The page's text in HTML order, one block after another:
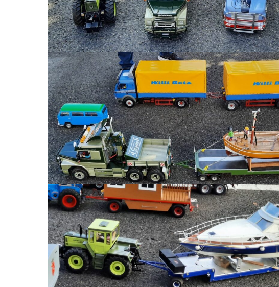
Grillfest bei Fleischerei
Vormann am 14.04.2019
Gewerbetage Ascheberg
bei der Agravis 06/7.April
2019
Vereinstreffen bei
Meinert in Nottuln am
25.05.2019
22.06/23.06.2019 13
.Oldtimer Treff der
Schlepperfreunde Olfen
34 . Truck Treff in Kaunitz
10/11.08.2019
Erntedank
Westfalenfleiß Münster
15.09.2019
20.Modellschautage in
Hamm 31/1.09.2019
MODELSHOW – EUROPE
2018 – 17.03.2018 als
Gastfahrer